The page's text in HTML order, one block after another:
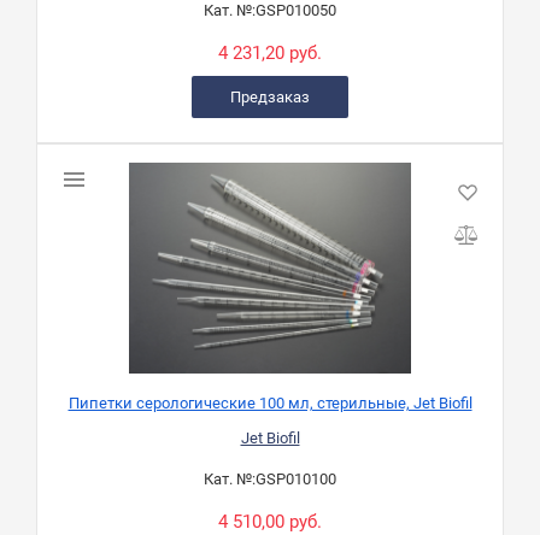
Кат. №:GSP010050
4 231,20 руб.
Предзаказ
Пипетки серологические 100 мл, стерильные, Jet Biofil
Jet Biofil
Кат. №:GSP010100
4 510,00 руб.